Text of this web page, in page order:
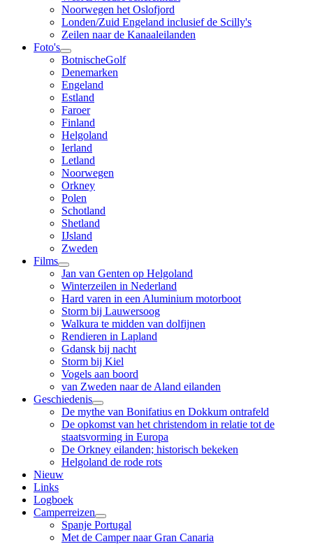
Noorwegen het Oslofjord
Londen/Zuid Engeland inclusief de Scilly's
Zeilen naar de Kanaaleilanden
Foto's
BotnischeGolf
Denemarken
Engeland
Estland
Faroer
Finland
Helgoland
Ierland
Letland
Noorwegen
Orkney
Polen
Schotland
Shetland
IJsland
Zweden
Films
Jan van Genten op Helgoland
Winterzeilen in Nederland
Hard varen in een Aluminium motorboot
Storm bij Lauwersoog
Walkura te midden van dolfijnen
Rendieren in Lapland
Gdansk bij nacht
Storm bij Kiel
Vogels aan boord
van Zweden naar de Aland eilanden
Geschiedenis
De mythe van Bonifatius en Dokkum ontrafeld
De opkomst van het christendom in relatie tot de
staatsvorming in Europa
De Orkney eilanden; historisch bekeken
Helgoland de rode rots
Nieuw
Links
Logboek
Camperreizen
Spanje Portugal
Met de Camper naar Gran Canaria